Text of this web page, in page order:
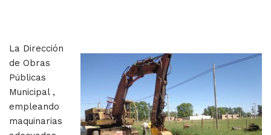
La Dirección
de Obras
Públicas
Municipal ,
empleando
maquinarias